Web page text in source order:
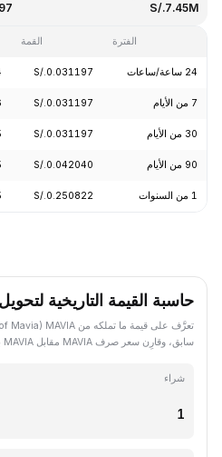
S/.7.45M
M
الفترة القمة
24 ساعة/ساعات S/.0.031197
7 من الأيام S/.0.031197
30 من الأيام S/.0.031197
90 من الأيام S/.0.042040
1 من السنوات S/.0.250822
حاسبة القيمة التاريخية لتحويل MAVIA إلى MAVIA
سابق، وقارِن سعر صرف MAVIA مقابل MAVIA بقيمته اليوم.
شراء